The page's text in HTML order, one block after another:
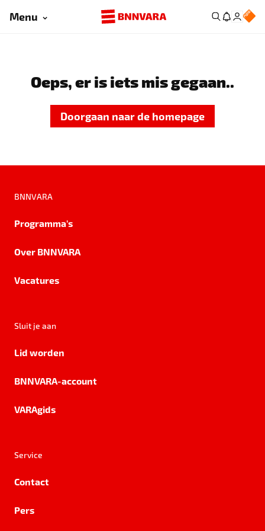
Menu
Oeps, er is iets mis gegaan..
Doorgaan naar de homepage
BNNVARA
Programma's
Over BNNVARA
Vacatures
Sluit je aan
Lid worden
BNNVARA-account
VARAgids
Service
Contact
Pers